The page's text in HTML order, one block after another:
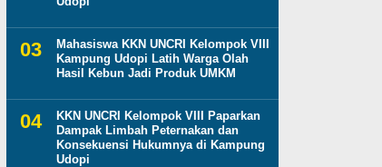
Mahasiswa KKN UNCRI Kelompok VIII
Kampung Udopi Latih Warga Olah
Hasil Kebun Jadi Produk UMKM
KKN UNCRI Kelompok VIII Paparkan
Dampak Limbah Peternakan dan
Konsekuensi Hukumnya di Kampung
Udopi